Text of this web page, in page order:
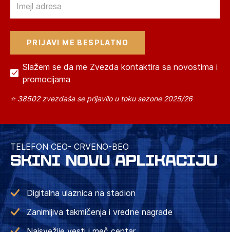
Slažem se da me Zvezda kontaktira sa novostima i
promocijama
⭐ 38502 zvezdaša se prijavilo u toku sezone 2025/26
TELEFON CEO- CRVENO-BEO
SKINI NOVU APLIKACIJU
Digitalna ulaznica na stadion
Zanimljiva takmičenja i vredne nagrade